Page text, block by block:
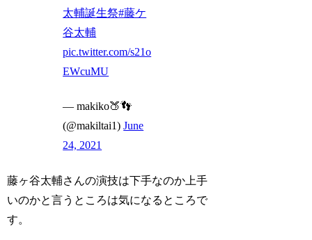
太輔誕生祭#藤ケ
谷太輔
pic.twitter.com/s21o
EWcuMU
— makiko🍑👣
(@makiltai1)June
24, 2021
藤ヶ谷太輔さんの演技は下手なのか上手
いのかと言うところは気になるところで
す。